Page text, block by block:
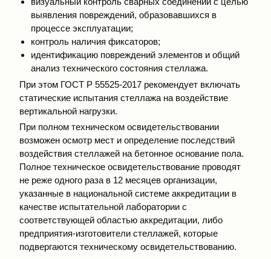
выявления повреждений, образовавшихся в
процессе эксплуатации;
контроль наличия фиксаторов;
идентификацию повреждений элементов и общий
анализ технического состояния стеллажа.
При этом ГОСТ Р 55525-2017 рекомендует включать
статические испытания стеллажа на воздействие
вертикальной нагрузки.
При полном техническом освидетельствовании
возможен осмотр мест и определение последствий
воздействия стеллажей на бетонное основание пола.
Полное техническое освидетельствование проводят
не реже одного раза в 12 месяцев организации,
указанные в национальной системе аккредитации в
качестве испытательной лаборатории с
соответствующей областью аккредитации, либо
предприятия-изготовители стеллажей, которые
подвергаются техническому освидетельствованию.